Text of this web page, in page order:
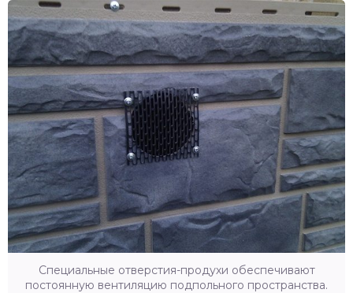
Специальные отверстия-продухи обеспечивают
постоянную вентиляцию подпольного пространства.